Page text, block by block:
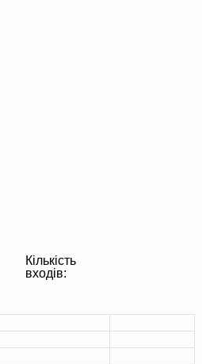
Кількість
входів: